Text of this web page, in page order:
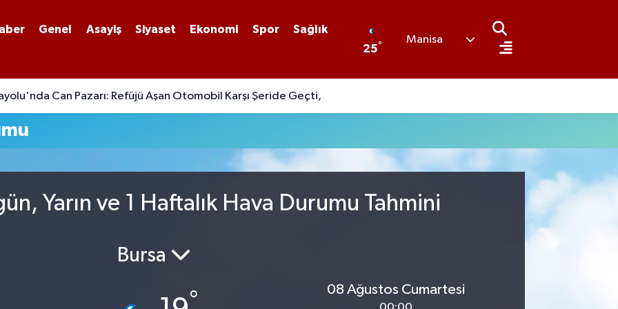
Genel Asayiş Siyaset Ekonomi Spor
Sağlık
25°
Manisa
Can Pazarı: Refüjü Aşan Otomobil Karşı Şeride Geçti,
Yarın ve 1 Haftalık Hava Durumu Tahmini
Bursa
°
08 Ağustos Cumartesi